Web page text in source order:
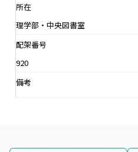
所在
理学部・中央図書室
配架番号
920
備考